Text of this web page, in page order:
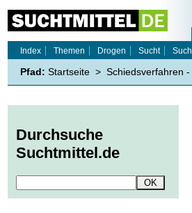
Index
Themen Drogen Sucht
Pfad: Startseite > Schiedsverfahren -
Durchsuche
Suchtmittel.de